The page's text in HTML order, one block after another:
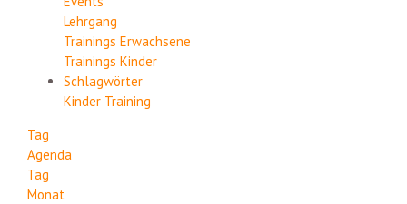
Lehrgang
Trainings Erwachsene
Trainings Kinder
Schlagwörter
Kinder Training
Tag
Agenda
Tag
Monat